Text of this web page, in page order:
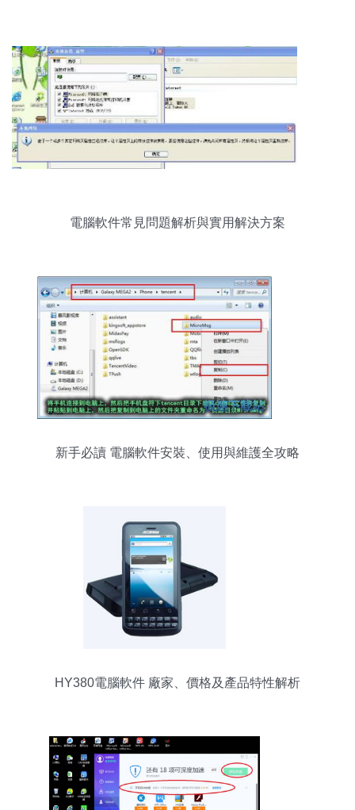
電腦軟件常見問題解析與實用解決方案
新手必讀 電腦軟件安裝、使用與維護全攻略
HY380電腦軟件 廠家、價格及產品特性解析